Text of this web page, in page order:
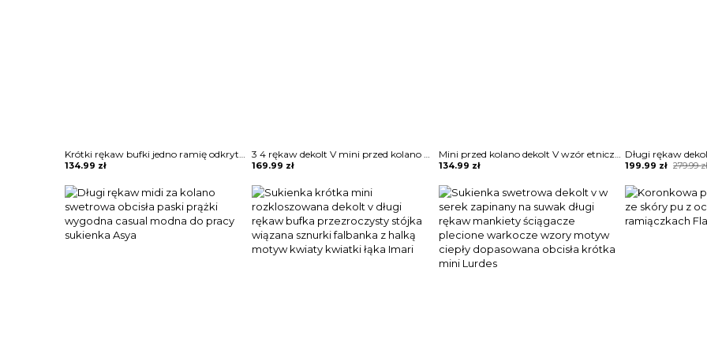
Krótki rękaw bufki jedno ramię odkryte ramiona kwiaty wzór marszczenie pasek talia impreza elegancka mini przed kolano sukienka Drandofile
134.99 zł
3 4 rękaw dekolt V mini przed kolano zakładki pas skóra sztuczna skórzana elegancka impreza żakiet sukienka Eugenia
169.99 zł
Mini przed kolano dekolt V wzór etniczny długi rękaw typ A tunika sukienka Gulzar
134.99 zł 279.99
Original
was:
279.99 zł.
199.99 zł
Current
is:
199.99 zł.